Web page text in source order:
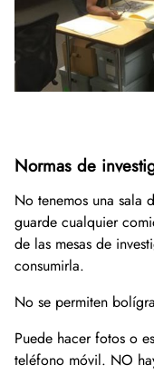
Normas de
No tenemos una sala
guarde cualquier
de las mesas de
consumirla.
No se permiten
Puede hacer fotos o
teléfono móvil. NO